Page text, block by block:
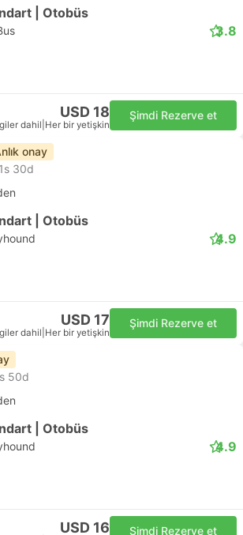
| Otobüs
3.8
USD 18
dahil Her bir yetişkin
Şimdi Rezerve et
onay
1s 30d
| Otobüs
4.9
USD 17
dahil Her bir yetişkin
Şimdi Rezerve et
50d
| Otobüs
4.9
USD 16 Şimdi Rezerve et